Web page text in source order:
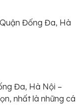
Đống Đa, Hà
Đa, Hà Nội –
nhất là những cá